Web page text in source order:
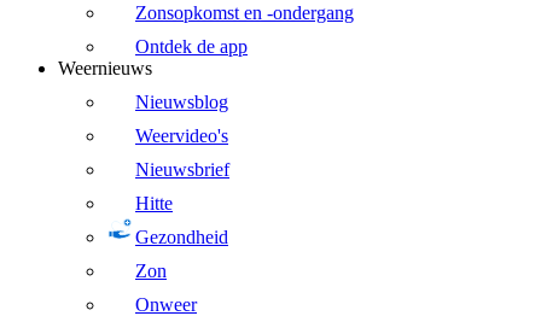
Zonsopkomst en -ondergang
Ontdek de app
Weernieuws
Nieuwsblog
Weervideo's
Nieuwsbrief
Hitte
Gezondheid
Zon
Onweer